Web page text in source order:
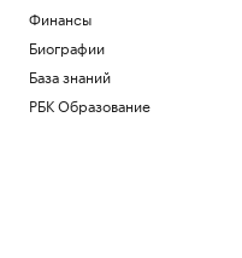
Финансы
Биографии
База знаний
РБК Образование